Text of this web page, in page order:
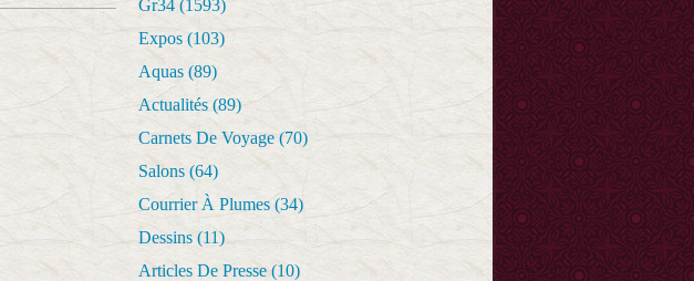
Gr34 (1593)
Expos (103)
Aquas (89)
Actualités (89)
Carnets De Voyage (70)
Salons (64)
Courrier À Plumes (34)
Dessins (11)
Articles De Presse (10)